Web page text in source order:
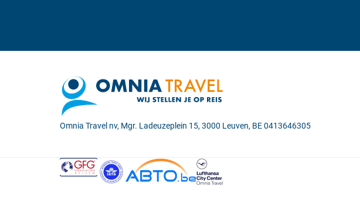
Omnia Travel nv, Mgr. Ladeuzeplein 15, 3000 Leuven, BE 0413646305